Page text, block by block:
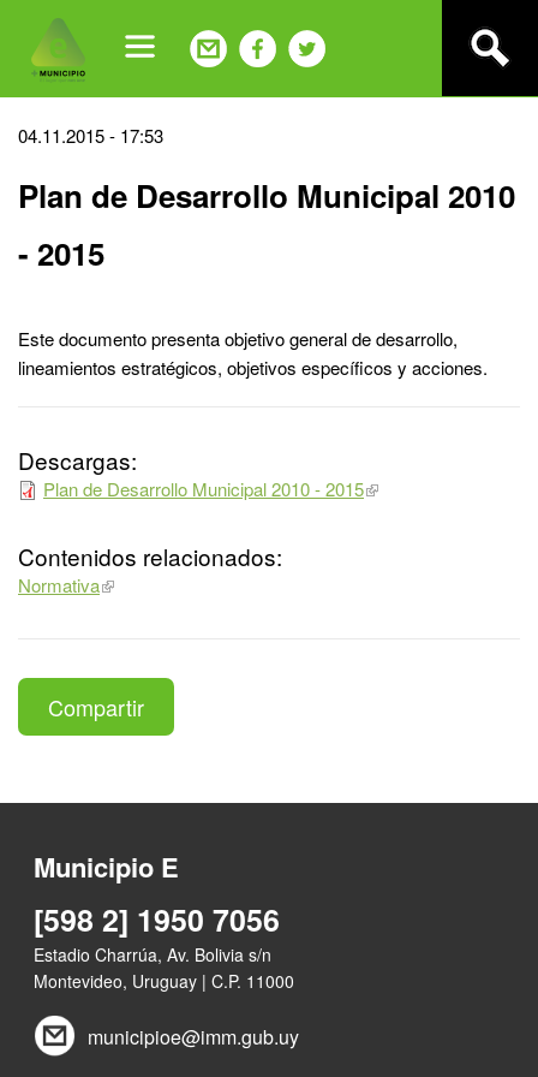
navigation
Back
top
04.11.2015 - 17:53
Plan de Desarrollo Municipal 2010
- 2015
Este documento presenta objetivo general de desarrollo,
lineamientos estratégicos, objetivos específicos y acciones.
Descargas:
Plan de Desarrollo Municipal 2010 - 2015
Contenidos relacionados:
Normativa
Compartir
Municipio E
[598 2] 1950 7056
Estadio Charrúa, Av. Bolivia s/n
Montevideo, Uruguay | C.P. 11000
municipioe@imm.gub.uy